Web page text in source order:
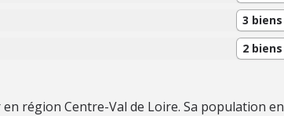
3 biens
2 biens
région Centre-Val de Loire. Sa population en